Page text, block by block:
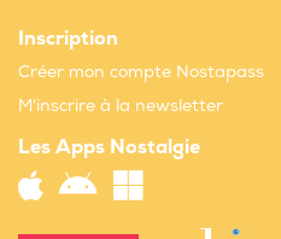
Inscription
Créer mon compte Nostapass
M'inscrire à la newsletter
Les Apps Nostalgie